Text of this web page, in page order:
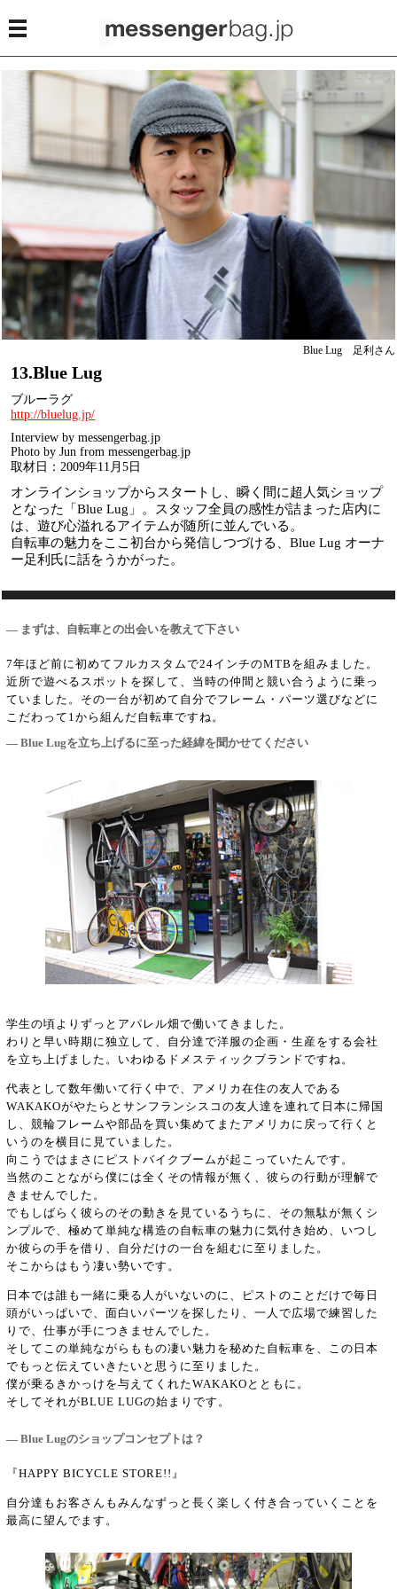
Blue Lug 足利さん
13.Blue Lug
ブルーラグ
http://bluelug.jp/
Interview by messengerbag.jp
Photo by Jun from messengerbag.jp
取材日：2009年11月5日
オンラインショップからスタートし、瞬く間に超人気ショップ
となった「Blue Lug」。スタッフ全員の感性が詰まった店内に
は、遊び心溢れるアイテムが随所に並んでいる。
自転車の魅力をここ初台から発信しつづける、Blue Lug オーナ
ー足利氏に話をうかがった。
― まずは、自転車との出会いを教えて下さい
7年ほど前に初めてフルカスタムで24インチのMTBを組みました。
近所で遊べるスポットを探して、当時の仲間と競い合うように乗っ
ていました。その一台が初めて自分でフレーム・パーツ選びなどに
こだわって1から組んだ自転車ですね。
― Blue Lugを立ち上げるに至った経緯を聞かせてください
学生の頃よりずっとアパレル畑で働いてきました。
わりと早い時期に独立して、自分達で洋服の企画・生産をする会社
を立ち上げました。いわゆるドメスティックブランドですね。
代表として数年働いて行く中で、アメリカ在住の友人である
WAKAKOがやたらとサンフランシスコの友人達を連れて日本に帰国
し、競輪フレームや部品を買い集めてまたアメリカに戻って行くと
いうのを横目に見ていました。
向こうではまさにピストバイクブームが起こっていたんです。
当然のことながら僕には全くその情報が無く、彼らの行動が理解で
きませんでした。
でもしばらく彼らのその動きを見ているうちに、その無駄が無くシ
ンプルで、極めて単純な構造の自転車の魅力に気付き始め、いつし
か彼らの手を借り、自分だけの一台を組むに至りました。
そこからはもう凄い勢いです。
日本では誰も一緒に乗る人がいないのに、ピストのことだけで毎日
頭がいっぱいで、面白いパーツを探したり、一人で広場で練習した
りで、仕事が手につきませんでした。
そしてこの単純ながらももの凄い魅力を秘めた自転車を、この日本
でもっと伝えていきたいと思うに至りました。
僕が乗るきかっけを与えてくれたWAKAKOとともに。
そしてそれがBLUE LUGの始まりです。
― Blue Lugのショップコンセプトは？
『HAPPY BICYCLE STORE!!』
自分達もお客さんもみんなずっと長く楽しく付き合っていくことを
最高に望んでます。